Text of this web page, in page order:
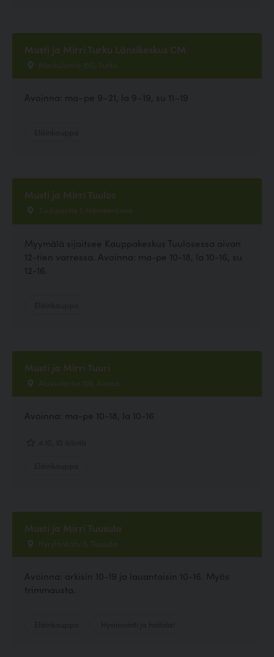
Musti ja Mirri Turku Länsikeskus CM
Markulantie 150, Turku
Avoinna: ma–pe 9–21, la 9–19, su 11–19
Musti ja Mirri Tuulos
Tuulosentie 1, Hämeenlinna
Myymälä sijaitsee Kauppakeskus Tuulosessa aivan
12-tien varressa. Avoinna: ma-pe 10-18, la 10-16, su
12-16.
Musti ja Mirri Tuuri
Alavudentie 516, Alavus
Avoinna: ma-pe 10-18, la 10-16
Musti ja Mirri Tuusula
Hyrylänkatu 6, Tuusula
Avoinna: arkisin 10-19 ja lauantaisin 10-16. Myös
trimmausta.